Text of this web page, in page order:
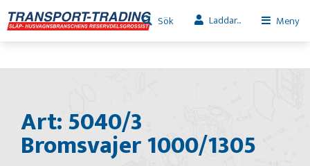
Sök Laddar... Meny
Art: 5040/3
Bromsvajer 1000/1305